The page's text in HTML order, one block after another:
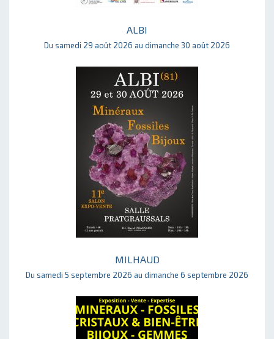
ALBI
Du samedi 29 août 2026 au dimanche 30 août 2026
MILHAUD
Du samedi 5 septembre 2026 au dimanche 6 septembre 2026